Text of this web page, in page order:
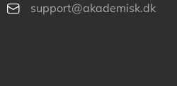
support@akademisk.dk